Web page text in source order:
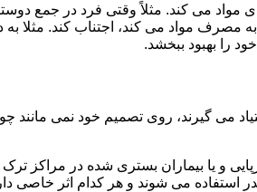
می کند. مثلاً وقتی فرد در جمع
به مصرف مواد می کند، اجتناب کند. مثلا
را بهبود ببخشد.
می گیرند، روی تصمیم خود نمی مانند
و یا بیماران بستری شده در مراکز ترک
می شوند و هر کدام اثر خاصی